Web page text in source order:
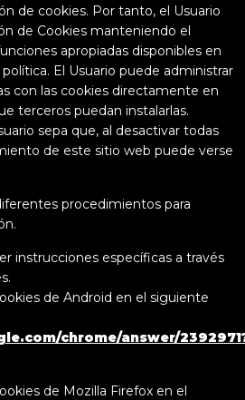
de cookies. Por tanto, el Usuario
de Cookies manteniendo el
apropiadas disponibles en
El Usuario puede administrar
con las cookies directamente en
terceros puedan instalarlas.
sepa que, al desactivar todas
de este sitio web puede verse
procedimientos para
instrucciones específicas a través
de Android en el siguiente
chrome/answer/
de Mozilla Firefox en el